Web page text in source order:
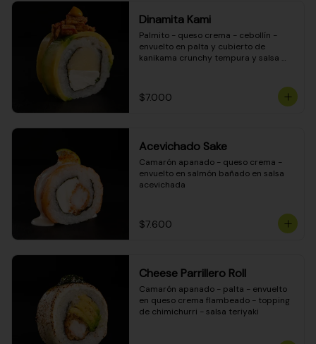
Dinamita Kami
Palmito - queso crema - cebollín -
envuelto en palta y cubierto de
kanikama crunchy tempura y salsa
$7.000
Acevichado Sake
Camarón apanado - queso crema -
envuelto en salmón bañado en salsa
acevichada
$7.600
Cheese Parrillero Roll
Camarón apanado - palta - envuelto
en queso crema flambeado - topping
de chimichurri - salsa teriyaki